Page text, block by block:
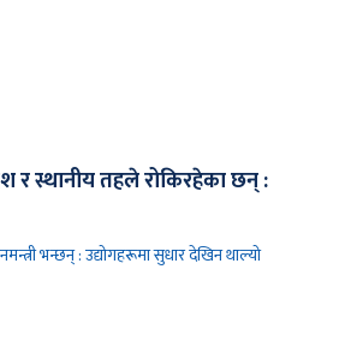
र स्थानीय तहले रोकिरहेका छन् :